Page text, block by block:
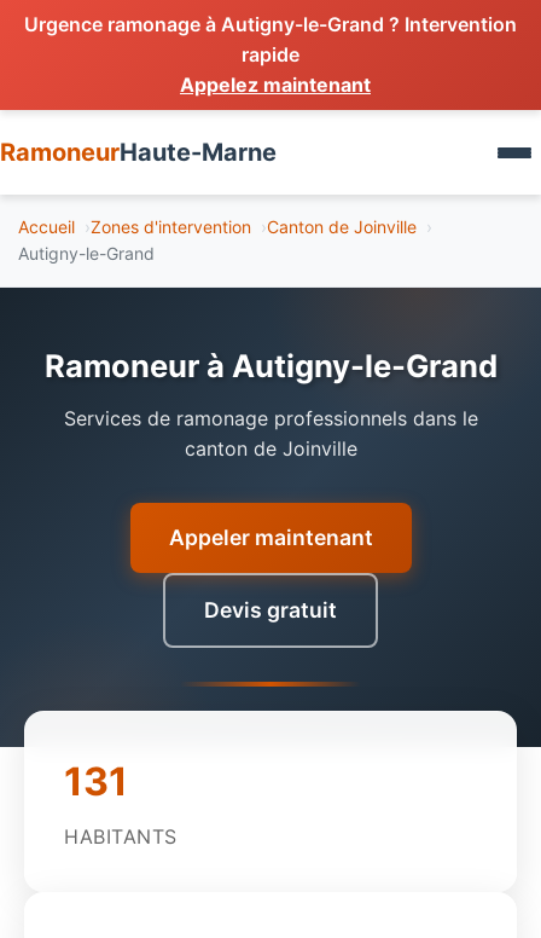
Urgence ramonage à Autigny-le-Grand ? Intervention
rapide
Appelez maintenant
RamoneurHaute-Marne
Ramonage poêle
Ramonage chaudière
Inspection conduit
Urgence
Accueil Zones d'intervention
Canton de Joinville
Autigny-le-Grand
Ramoneur à Autigny-le-Grand
Services de ramonage professionnels dans le
canton de Joinville
Appeler maintenant
Devis gratuit
131
HABITANTS